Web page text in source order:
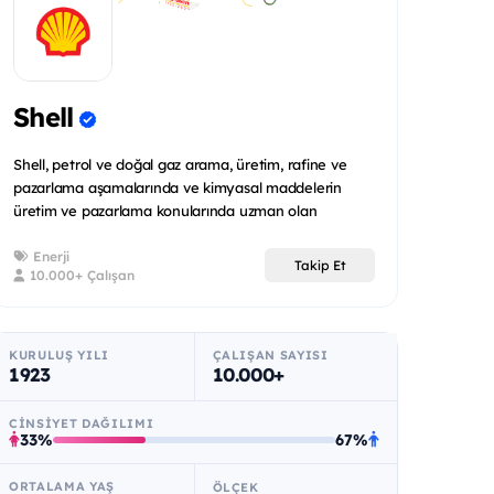
Shell
Shell, petrol ve doğal gaz arama, üretim, rafine ve
pazarlama aşamalarında ve kimyasal maddelerin
üretim ve pazarlama konularında uzman olan
Enerji
10.000+ Çalışan
Takip Et
KURULUŞ YILI
1923
ÇALIŞAN SAYISI
10.000+
CINSIYET DAĞILIMI
33% 67%
ORTALAMA YAŞ ÖLÇEK